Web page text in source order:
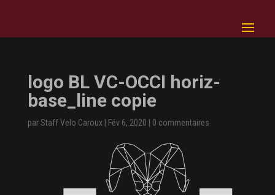
logo BL VC-OCCI horiz-
base_line copie
parStaff Velo Caroux| Fév 6, 2020 0 commentaires